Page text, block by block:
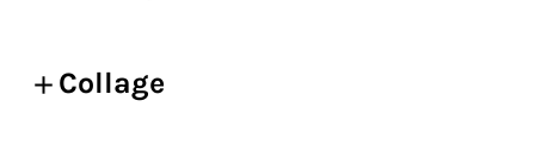
Collage